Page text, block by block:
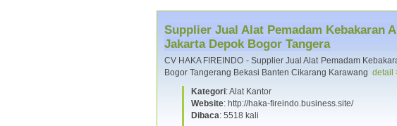
Supplier Jual Alat Pemadam Kebakaran
Jakarta Depok Bogor Tangera
CV HAKA FIREINDO - Supplier Jual Alat Pemadam
Bogor Tangerang Bekasi Banten Cikarang Karawang detail
Kategori: Alat Kantor
Website: http://haka-fireindo.business.site/
Dibaca: 5518 kali